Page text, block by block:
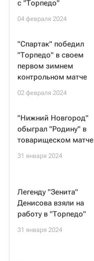
с "Торпедо"
04 февраля 2024
"Спартак" победил
"Торпедо" в своем
первом зимнем
контрольном матче
02 февраля 2024
"Нижний Новгород"
обыграл "Родину" в
товарищеском матче
31 января 2024
Легенду "Зенита"
Денисова взяли на
работу в "Торпедо"
31 января 2024